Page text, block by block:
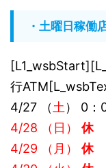
・土曜日稼働
行
4/27 （ 土 ） 0
4/28 （日） 休
4/29 （月） 休